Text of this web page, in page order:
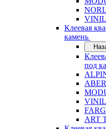
Клеевая
камень
под
ART